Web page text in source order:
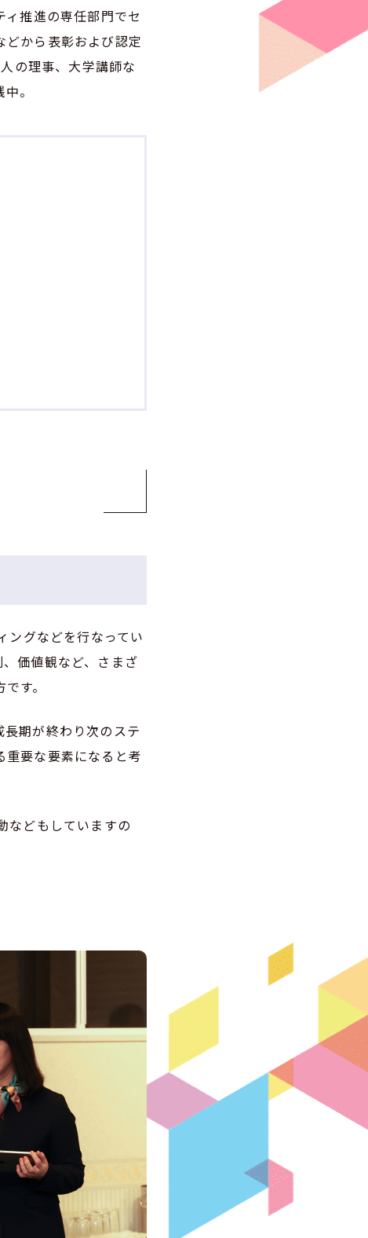
推進の専任部門でセ
から表彰および認定
の理事、大学講師な
。
ングなどを行なってい
価値観など、さまざ
す。
期が終わり次のステ
要な要素になると考
などもしていますの